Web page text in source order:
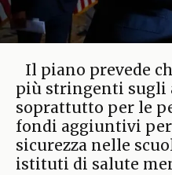
Il piano prevede
più stringenti sugli
soprattutto per le
fondi aggiuntivi
sicurezza nelle
istituti di salute